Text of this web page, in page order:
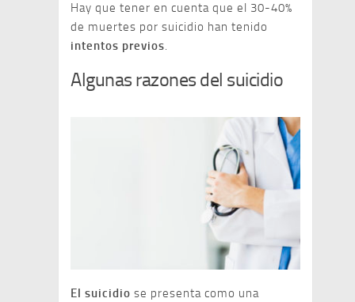
Hay que tener en cuenta que el 30-40%
de muertes por suicidio han tenido
intentos previos.
Algunas razones del suicidio
El suicidio se presenta como una